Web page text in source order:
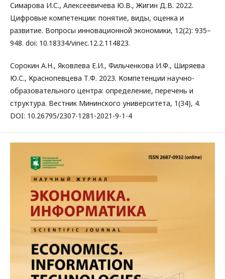
Симарова И.С., Алексеевичева Ю.В., Жигин Д.В. 2022.
Цифровые компетенции: понятие, виды, оценка и
развитие. Вопросы инновационной экономики, 12(2): 935–
948. doi: 10.18334/vinec.12.2.114823.
Сорокин А.Н., Яковлева Е.И., Фильченкова И.Ф., Ширяева
Ю.С., Краснопевцева Т.Ф. 2023. Компетенции научно-
образовательного центра: определение, перечень и
структура. Вестник Мининского университета, 1(34), 4.
DOI: 10.26795/2307-1281-2021-9-1-4